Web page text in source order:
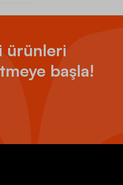
ürünleri
başla!